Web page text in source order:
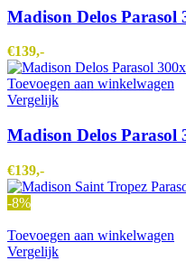
Madison Delos Parasol
€139,-
Toevoegen aan winkelwagen
Vergelijk
Madison Delos
€139,-
-8%
Toevoegen aan winkelwagen
Vergelijk